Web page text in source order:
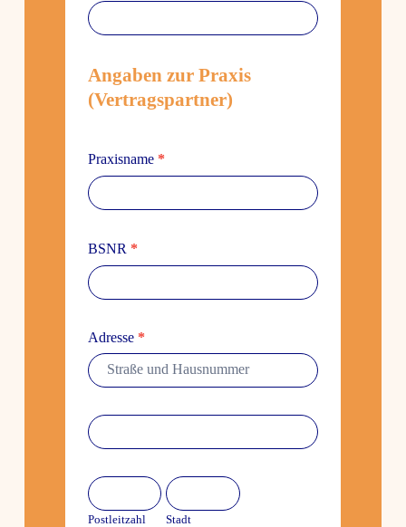
Angaben zur Praxis
(Vertrags­partner)
Praxis­name *
BSNR *
Adresse *
Adresse
Adresse
Post­
leit­
Post­leit­zahl
Stadt
Stadt